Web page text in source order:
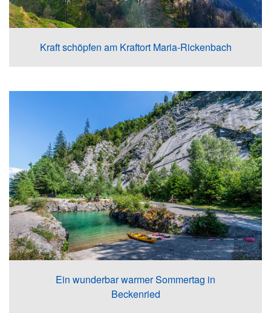
Kraft schöpfen am Kraftort Maria-Rickenbach
Ein wunderbar warmer Sommertag in
Beckenried